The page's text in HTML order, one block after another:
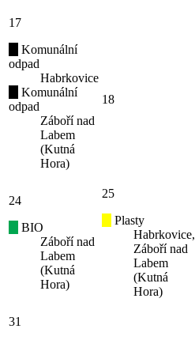
17
Komunální
odpad
Habrkovice
Komunální
odpad
Záboří nad
Labem
(Kutná
Hora)
18
24
BIO
Záboří nad
Labem
(Kutná
Hora)
25
Plasty
Habrkovice,
Záboří nad
Labem
(Kutná
Hora)
31